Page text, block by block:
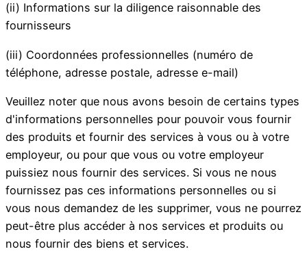
(ii) Informations sur la diligence raisonnable des
fournisseurs
(iii) Coordonnées professionnelles (numéro de
téléphone, adresse postale, adresse e-mail)
Veuillez noter que nous avons besoin de certains types
d'informations personnelles pour pouvoir vous fournir
des produits et fournir des services à vous ou à votre
employeur, ou pour que vous ou votre employeur
puissiez nous fournir des services. Si vous ne nous
fournissez pas ces informations personnelles ou si
vous nous demandez de les supprimer, vous ne pourrez
peut-être plus accéder à nos services et produits ou
nous fournir des biens et services.